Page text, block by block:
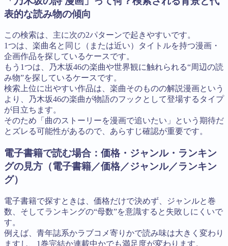
表的な読み物の傾向
この検索は、主に次の2パターンで起きやすいです。
1つは、楽曲名と同じ（または近い）タイトルを持つ漫画・
企画作品を探しているケースです。
もう1つは、乃木坂46の楽曲や世界観に触れられる“周辺の読
み物”を探しているケースです。
検索上位に出やすい作品は、楽曲そのものの解説漫画という
より、乃木坂46の楽曲が物語のフックとして登場するタイプ
が目立ちます。
そのため「曲のストーリーを漫画で追いたい」という期待だ
とズレる可能性があるので、あらすじ確認が重要です。
電子書籍で読む場合：価格・ジャンル・ランキン
グの見方（電子書籍／価格／ジャンル／ランキン
グ）
電子書籍で探すときは、価格だけで決めず、ジャンルと巻
数、そしてランキングの“母数”を意識すると失敗しにくいで
す。
例えば、青年誌系かラブコメ寄りかで読み味は大きく変わり
ますし、1巻完結か連載中かでも満足度が変わります。